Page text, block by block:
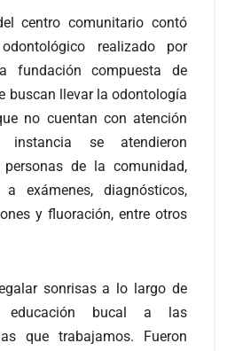
centro comunitario contó
realizado por
fundación compuesta de
buscan llevar la odontología
no cuentan con atención
se atendieron
de la comunidad,
a exámenes, diagnósticos,
y fluoración, entre otros
sonrisas a lo largo de
educación bucal a las
que trabajamos. Fueron